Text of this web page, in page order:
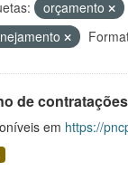
orçamento
de
em https://